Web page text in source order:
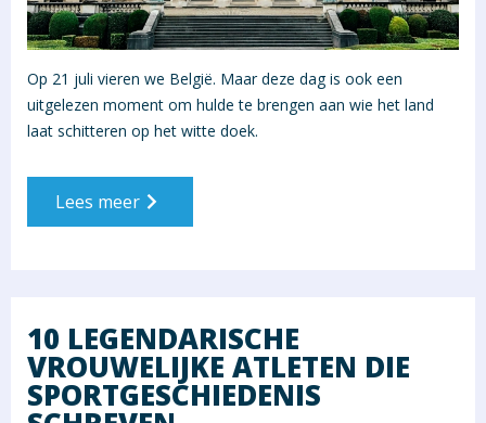
Op 21 juli vieren we België. Maar deze dag is ook een
uitgelezen moment om hulde te brengen aan wie het land
laat schitteren op het witte doek.
Lees meer
10 LEGENDARISCHE
VROUWELIJKE ATLETEN DIE
SPORTGESCHIEDENIS